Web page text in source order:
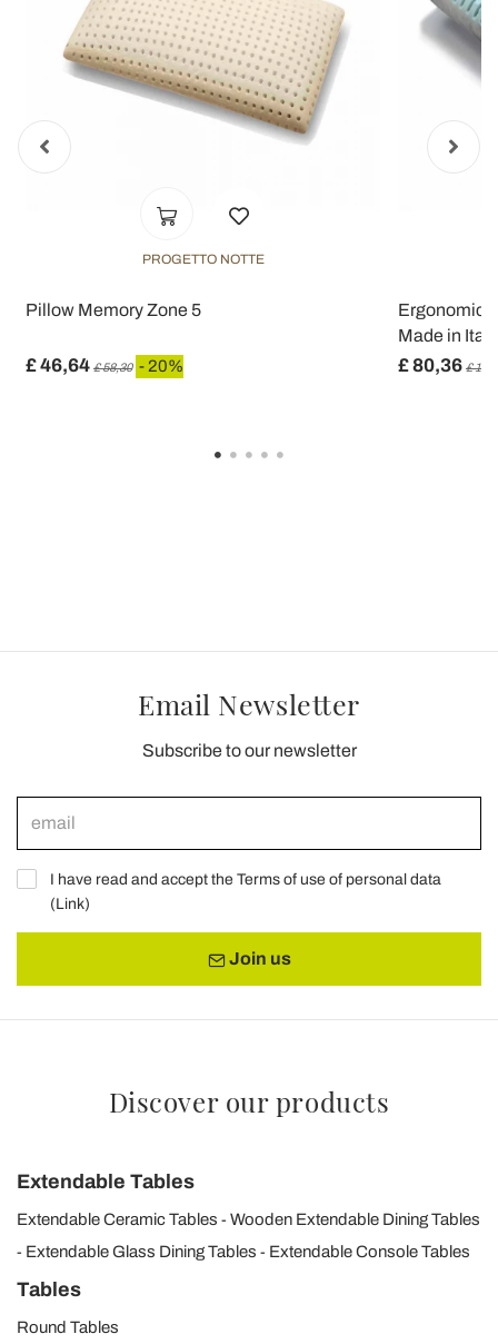
PROGETTO NOTTE
Pillow Memory Zone 5
£ 46,64 £ 58,30 - 20%
Ergonomic
Made in
£ 80,36 £
Email Newsletter
Subscribe to our newsletter
I have read and accept the Terms of use of personal data
(Link)
Join us
Discover our products
Extendable Tables
Extendable Ceramic Tables
Wooden Extendable Dining Tables
Extendable Glass Dining Tables
Extendable Console Tables
Tables
Round Tables